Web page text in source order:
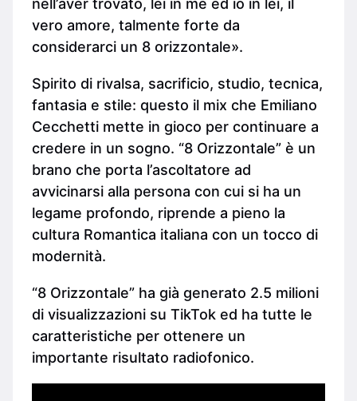
nell’aver trovato, lei in me ed io in lei, il
vero amore, talmente forte da
considerarci un 8 orizzontale».
Spirito di rivalsa, sacrificio, studio, tecnica,
fantasia e stile: questo il mix che Emiliano
Cecchetti mette in gioco per continuare a
credere in un sogno. “8 Orizzontale” è un
brano che porta l’ascoltatore ad
avvicinarsi alla persona con cui si ha un
legame profondo, riprende a pieno la
cultura Romantica italiana con un tocco di
modernità.
“8 Orizzontale” ha già generato 2.5 milioni
di visualizzazioni su TikTok ed ha tutte le
caratteristiche per ottenere un
importante risultato radiofonico.